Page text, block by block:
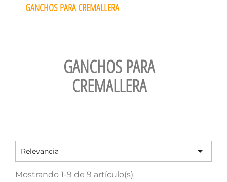
GANCHOS PARA CREMALLERA
GANCHOS PARA
CREMALLERA
Relevancia 
Mostrando 1-9 de 9 artículo(s)